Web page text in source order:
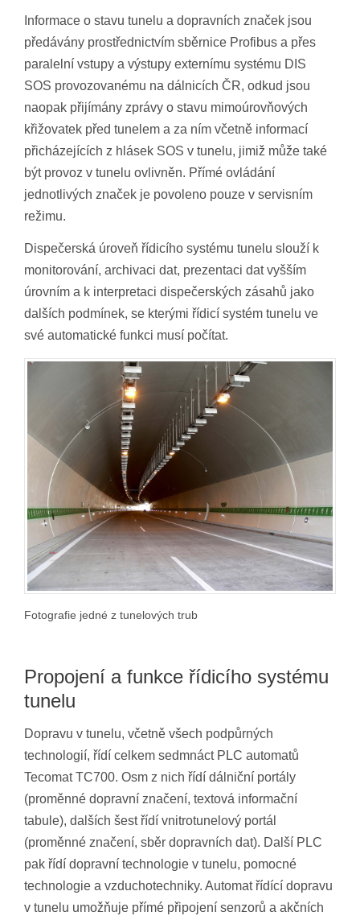
Informace o stavu tunelu a dopravních značek jsou
předávány prostřednictvím sběrnice Profibus a přes
paralelní vstupy a výstupy externímu systému DIS
SOS provozovanému na dálnicích ČR, odkud jsou
naopak přijímány zprávy o stavu mimoúrovňových
křižovatek před tunelem a za ním včetně informací
přicházejících z hlásek SOS v tunelu, jimiž může také
být provoz v tunelu ovlivněn. Přímé ovládání
jednotlivých značek je povoleno pouze v servisním
režimu.
Dispečerská úroveň řídicího systému tunelu slouží k
monitorování, archivaci dat, prezentaci dat vyšším
úrovním a k interpretaci dispečerských zásahů jako
dalších podmínek, se kterými řídicí systém tunelu ve
své automatické funkci musí počítat.
Fotografie jedné z tunelových trub
Propojení a funkce řídicího systému
tunelu
Dopravu v tunelu, včetně všech podpůrných
technologií, řídí celkem sedmnáct PLC automatů
Tecomat TC700. Osm z nich řídí dálniční portály
(proměnné dopravní značení, textová informační
tabule), dalších šest řídí vnitrotunelový portál
(proměnné značení, sběr dopravních dat). Další PLC
pak řídí dopravní technologie v tunelu, pomocné
technologie a vzduchotechniky. Automat řídící dopravu
v tunelu umožňuje přímé připojení senzorů a akčních